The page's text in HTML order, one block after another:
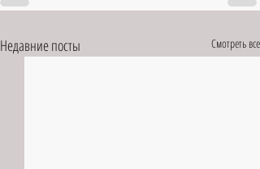
Недавние посты Смотреть все